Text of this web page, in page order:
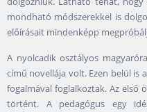
mondható módszerekkel is
előírásait mindenképp
A nyolcadik osztályos
című novellája volt. Ezen belül is
fogalmával foglalkoztak. Az első
történt. A pedagógus egy